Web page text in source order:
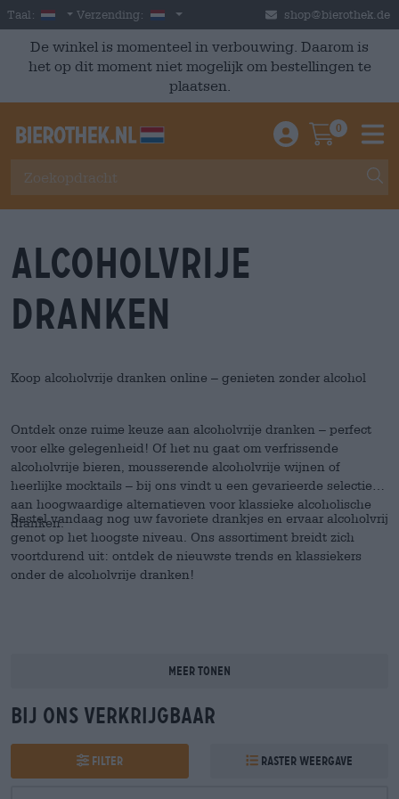
Skip to main content
Taal: Dutch
Verzending: Nederland shop@bierothek.de
De winkel is momenteel in verbouwing. Daarom is
het op dit moment niet mogelijk om bestellingen te
plaatsen.
Einloggen /
0
Alcoholvrije
dranken
Koop alcoholvrije dranken online – genieten zonder alcohol
Ontdek onze ruime keuze aan alcoholvrije dranken – perfect
voor elke gelegenheid! Of het nu gaat om verfrissende
alcoholvrije bieren, mousserende alcoholvrije wijnen of
heerlijke mocktails – bij ons vindt u een gevarieerde selectie
aan hoogwaardige alternatieven voor klassieke alcoholische
dranken.
Bestel vandaag nog uw favoriete drankjes en ervaar alcoholvrij
genot op het hoogste niveau. Ons assortiment breidt zich
voortdurend uit: ontdek de nieuwste trends en klassiekers
onder de alcoholvrije dranken!
Meer tonen
Bij ons verkrijgbaar
Filter Raster weergave